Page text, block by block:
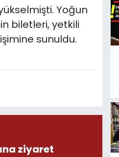
Yoğun
biletleri, yetkili
sunuldu.
ziyaret